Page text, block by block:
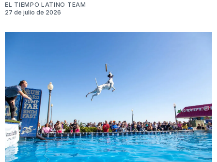
EL TIEMPO LATINO TEAM
27 de julio de 2026